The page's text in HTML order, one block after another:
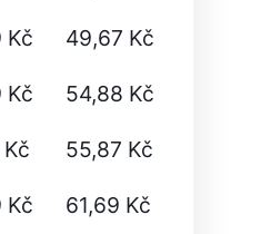
Kč 49,67 Kč
Kč 54,88 Kč
55,87 Kč
Kč 61,69 Kč